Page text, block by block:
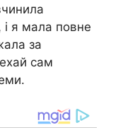
і я мала повне
за
сам